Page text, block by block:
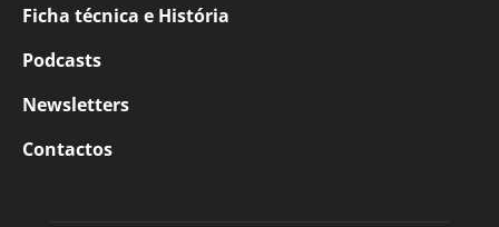
Ficha técnica e História
Podcasts
Newsletters
Contactos